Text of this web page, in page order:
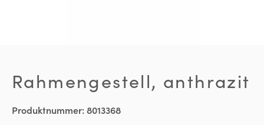
Rahmengestell, anthrazit
Produktnummer:8013368